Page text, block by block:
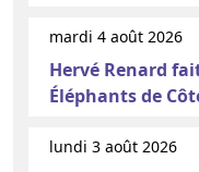
mardi 4 août 2026
Hervé Renard
Éléphants de
lundi 3 août 2026